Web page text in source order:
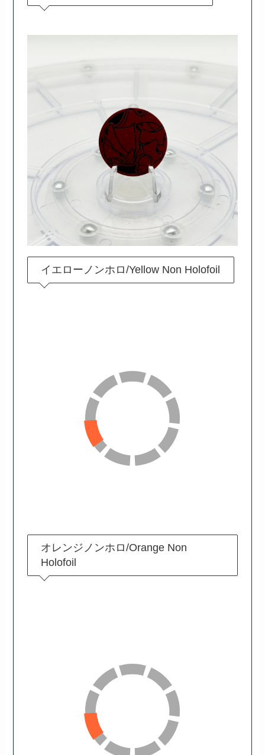
イエローノンホロ/Yellow Non Holofoil
オレンジノンホロ/Orange Non
Holofoil